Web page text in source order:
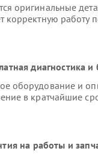
оригинальные
корректную работу
диагностика
оборудование и
в кратчайшие
на работы и